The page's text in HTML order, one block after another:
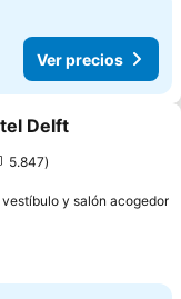
Ver precios
favoritos
Delft
5.847
y salón acogedor